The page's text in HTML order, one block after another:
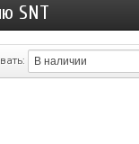
SNT